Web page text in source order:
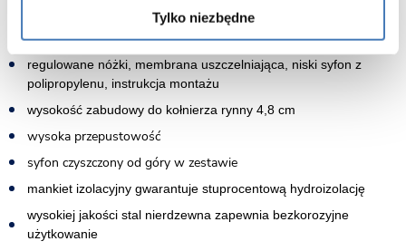
Tylko niezbędne
w zestawie : rynna odwodnieniowa, rusztchrom szczotkowany,
regulowane nóżki, membrana uszczelniająca, niski syfon z
polipropylenu, instrukcja montażu
wysokość zabudowy do kołnierza rynny 4,8 cm
wysoka przepustowość
syfon czyszczony od góry w zestawie
mankiet izolacyjny gwarantuje stuprocentową hydroizolację
wysokiej jakości stal nierdzewna zapewnia bezkorozyjne
użytkowanie